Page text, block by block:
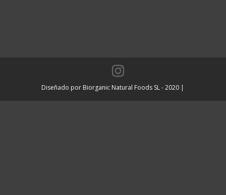
Diseñado por Biorganic Natural Foods SL - 2020 |